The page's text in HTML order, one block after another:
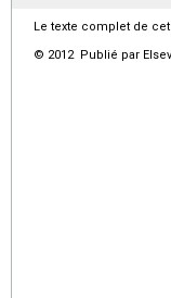
Le texte complet de
© 2012 Publié par